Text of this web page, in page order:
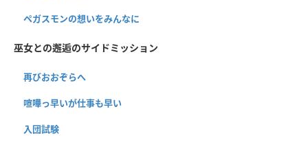
ペガスモンの想いをみんなに
巫女との邂逅のサイドミッション
再びおおぞらへ
喧嘩っ早いが仕事も早い
入団試験